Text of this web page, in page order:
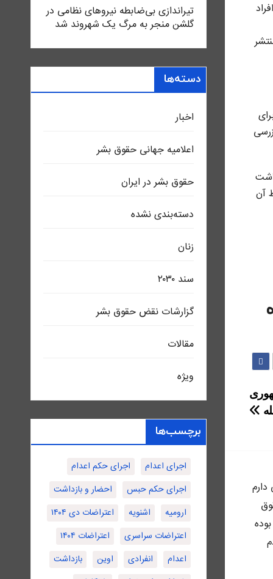
آن
دارم
تیراندازی بی‌ضابطه نیروهای نظامی در
گلشن منجر به مرگ یک شهروند شد
دسته‌ها
اخبار
اعلاميه جهانی حقوق بشر
حقوق بشر در ایران
دسته‌بندی نشده
زنان
سند ٢٠٣٠
گزارشات نقض حقوق بشر
مقالات
ویژه
برچسب‌ها
اجرای اعدام
اجرای حکم اعدام
اجرای حکم حبس
احضار و بازداشت
ارومیه
اشنویه
اعتراضات دی ۱۴۰۴
اعتراضات سراسری
اعتراضات ۱۴۰۴
اعدام
انفرادی اوین
بازداشت